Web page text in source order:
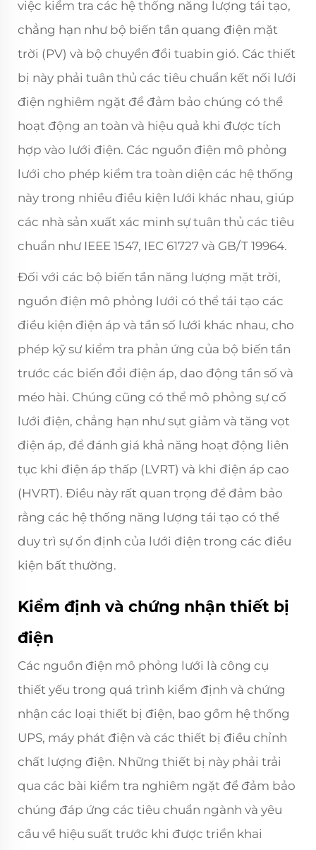
việc kiểm tra các hệ thống năng lượng tái tạo,
chẳng hạn như bộ biến tần quang điện mặt
trời (PV) và bộ chuyển đổi tuabin gió. Các thiết
bị này phải tuân thủ các tiêu chuẩn kết nối lưới
điện nghiêm ngặt để đảm bảo chúng có thể
hoạt động an toàn và hiệu quả khi được tích
hợp vào lưới điện. Các nguồn điện mô phỏng
lưới cho phép kiểm tra toàn diện các hệ thống
này trong nhiều điều kiện lưới khác nhau, giúp
các nhà sản xuất xác minh sự tuân thủ các tiêu
chuẩn như IEEE 1547, IEC 61727 và GB/T 19964.
Đối với các bộ biến tần năng lượng mặt trời,
nguồn điện mô phỏng lưới có thể tái tạo các
điều kiện điện áp và tần số lưới khác nhau, cho
phép kỹ sư kiểm tra phản ứng của bộ biến tần
trước các biến đổi điện áp, dao động tần số và
méo hài. Chúng cũng có thể mô phỏng sự cố
lưới điện, chẳng hạn như sụt giảm và tăng vọt
điện áp, để đánh giá khả năng hoạt động liên
tục khi điện áp thấp (LVRT) và khi điện áp cao
(HVRT). Điều này rất quan trọng để đảm bảo
rằng các hệ thống năng lượng tái tạo có thể
duy trì sự ổn định của lưới điện trong các điều
kiện bất thường.
Kiểm định và chứng nhận thiết bị
điện
Các nguồn điện mô phỏng lưới là công cụ
thiết yếu trong quá trình kiểm định và chứng
nhận các loại thiết bị điện, bao gồm hệ thống
UPS, máy phát điện và các thiết bị điều chỉnh
chất lượng điện. Những thiết bị này phải trải
qua các bài kiểm tra nghiêm ngặt để đảm bảo
chúng đáp ứng các tiêu chuẩn ngành và yêu
cầu về hiệu suất trước khi được triển khai